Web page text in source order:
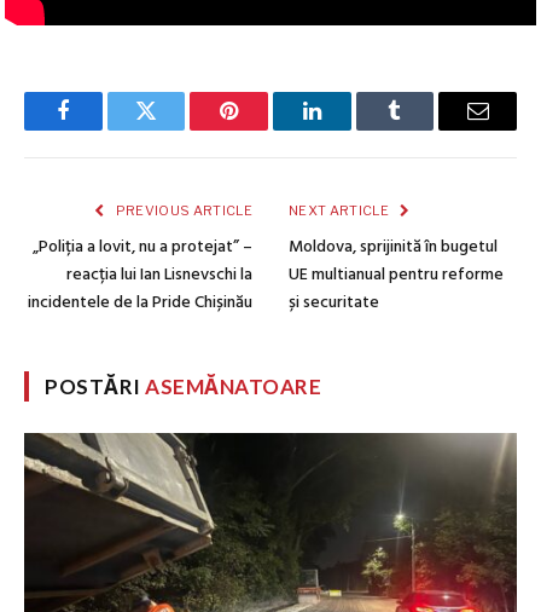
FacebookTwitter Pinterest LinkedInTumblr Email
PREVIOUS ARTICLE
„Poliția a lovit, nu a protejat” –
reacția lui Ian Lisnevschi la
incidentele de la Pride Chișinău
NEXT ARTICLE
Moldova, sprijinită în bugetul
UE multianual pentru reforme
și securitate
POSTĂRIASEMĂNATOARE